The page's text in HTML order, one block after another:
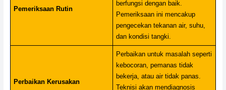
Pemeriksaan Rutin
berfungsi dengan baik.
Pemeriksaan ini mencakup
pengecekan tekanan air, suhu,
dan kondisi tangki.
Perbaikan Kerusakan
Perbaikan untuk masalah seperti
kebocoran, pemanas tidak
bekerja, atau air tidak panas.
Teknisi akan mendiagnosis